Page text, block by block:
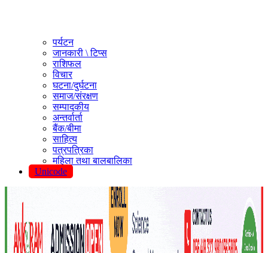
पर्यटन
जानकारी \ टिप्स
राशिफल
विचार
घटना/दुर्घटना
समाज/संरक्षण
सम्पादकीय
अन्तर्वार्ता
बैंक/बीमा
साहित्य
पत्रपत्रिका
महिला तथा बालबालिका
Unicode